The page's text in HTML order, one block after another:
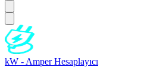
kW - Amper Hesaplayıcı